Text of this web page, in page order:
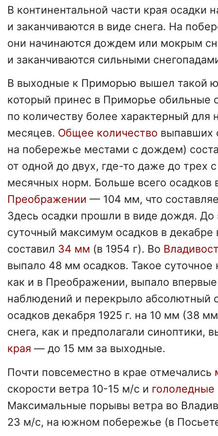
В континентальной части края осадки
и заканчиваются в виде снега. На
они начинаются дождем или мокрым
и заканчиваются сильными
В выходные к Приморью вышел такой
который принес в Приморье обильные
по количеству более характерный для
месяцев. Общее количество выпавших
на побережье местами с дождем)
от одной до двух, где-то даже до трех
месячных норм. Больше всего осадков
Преображении — 104 мм, что
Здесь осадки прошли в виде дождя. До
суточный максимум осадков в
составил 34 мм (в 1954 г). Во
выпало 48 мм осадков. Такое суточное
как и в Преображении, выпало
наблюдений и перекрыло абсолютный
осадков декабря 1925 г. на 10 мм (38
снега, как и предполагали синоптики,
края — до 15 мм за выходные.
Почти повсеместно в крае отмечались
скорости ветра 10-15 м/с и гололедные
Максимальные порывы ветра во
23 м/с, на южном побережье (в